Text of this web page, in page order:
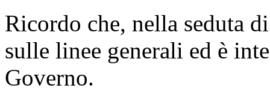
Ricordo che, nella seduta
sulle linee generali ed è
Governo.